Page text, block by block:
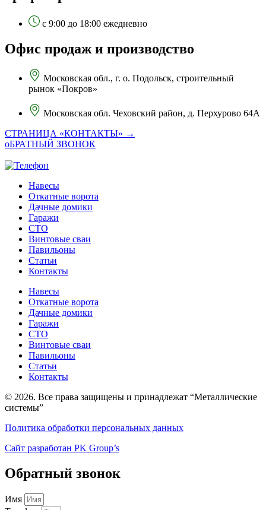
с 9:00 до 18:00 ежедневно
Офис продаж и производство
Московская обл., г. о. Подольск, строительный
рынок «Покров»
Московская обл. Чеховский район, д. Перхурово 64А
СТРАНИЦА «КОНТАКТЫ» →
оБРАТНЫЙ ЗВОНОК
Навесы
Откатные ворота
Дачные домики
Гаражи
СТО
Винтовые сваи
Павильоны
Статьи
Контакты
Навесы
Откатные ворота
Дачные домики
Гаражи
СТО
Винтовые сваи
Павильоны
Статьи
Контакты
© 2026. Все права защищены и принадлежат “Металлические
системы”
Политика обработки персональных данных
Сайт разработан PK Group’s
Обратный звонок
Имя